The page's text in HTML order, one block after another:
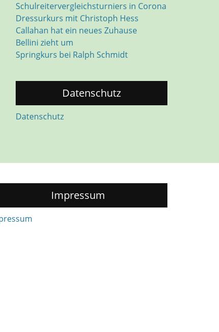
Schulreitervergleichsturniers in Corona
Dressurkurs mit Christoph Hess
Callahan hat ein neues Zuhause
Bellini zieht um
Springkurs bei Ralph Schmidt
Datenschutz
Datenschutz
Impressum